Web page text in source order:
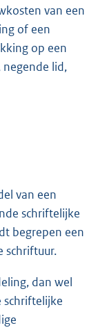
van een
of een
op een
negende lid,
van een
schriftelijke
begrepen een
schriftuur.
dan wel
schriftelijke